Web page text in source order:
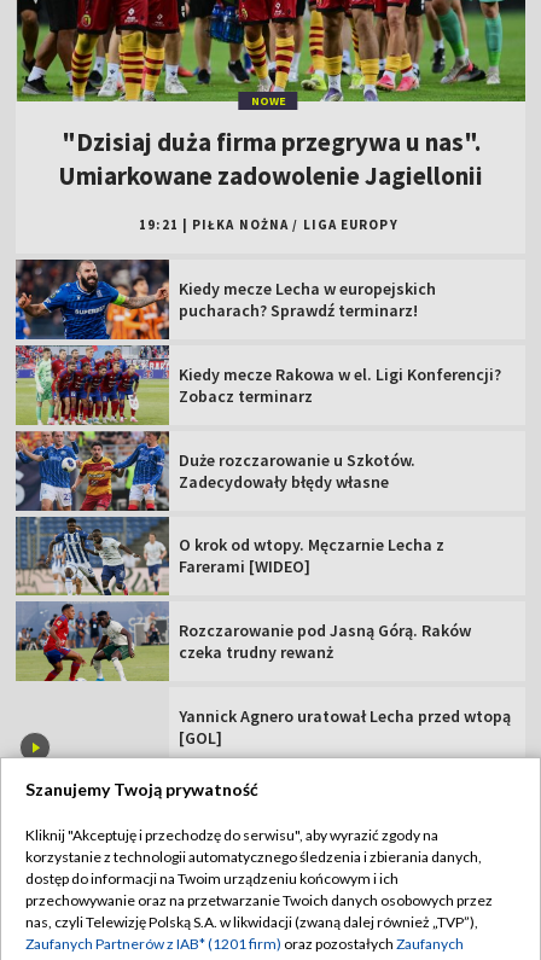
NOWE
"Dzisiaj duża firma przegrywa u nas".
Umiarkowane zadowolenie Jagiellonii
19:21 PIŁKA NOŻNA / LIGA EUROPY
Kiedy mecze Lecha w europejskich
pucharach? Sprawdź terminarz!
Kiedy mecze Rakowa w el. Ligi Konferencji?
Zobacz terminarz
Duże rozczarowanie u Szkotów.
Zadecydowały błędy własne
O krok od wtopy. Męczarnie Lecha z
Farerami [WIDEO]
Rozczarowanie pod Jasną Górą. Raków
czeka trudny rewanż
Yannick Agnero uratował Lecha przed wtopą
[GOL]
TVP
Abonament TVP
Sklep TVP
Regulamin TVP
Polityka prywatności
Szanujemy Twoją prywatność
Kliknij "Akceptuję i przechodzę do serwisu", aby wyrazić zgody na
korzystanie z technologii automatycznego śledzenia i zbierania danych,
dostęp do informacji na Twoim urządzeniu końcowym i ich
przechowywanie oraz na przetwarzanie Twoich danych osobowych przez
nas, czyli Telewizję Polską S.A. w likwidacji (zwaną dalej również „TVP”),
Zaufanych Partnerów z IAB* (1201 firm) oraz pozostałych Zaufanych